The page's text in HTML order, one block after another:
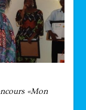
«Mon